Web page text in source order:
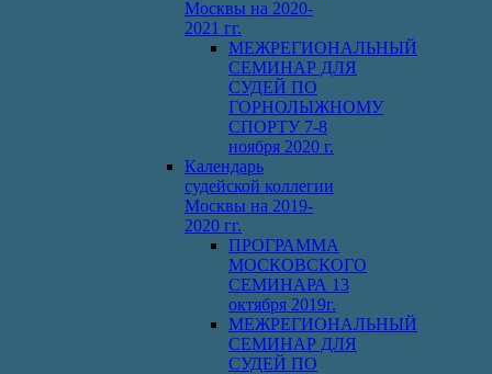
Москвы на 2020-
2021 гг.
МЕЖРЕГИОНАЛЬНЫЙ
СЕМИНАР ДЛЯ
СУДЕЙ ПО
ГОРНОЛЫЖНОМУ
СПОРТУ 7-8
ноября 2020 г.
Календарь
судейской коллегии
Москвы на 2019-
2020 гг.
ПРОГРАММА
МОСКОВСКОГО
СЕМИНАРА 13
октября 2019г.
МЕЖРЕГИОНАЛЬНЫЙ
СЕМИНАР ДЛЯ
СУДЕЙ ПО